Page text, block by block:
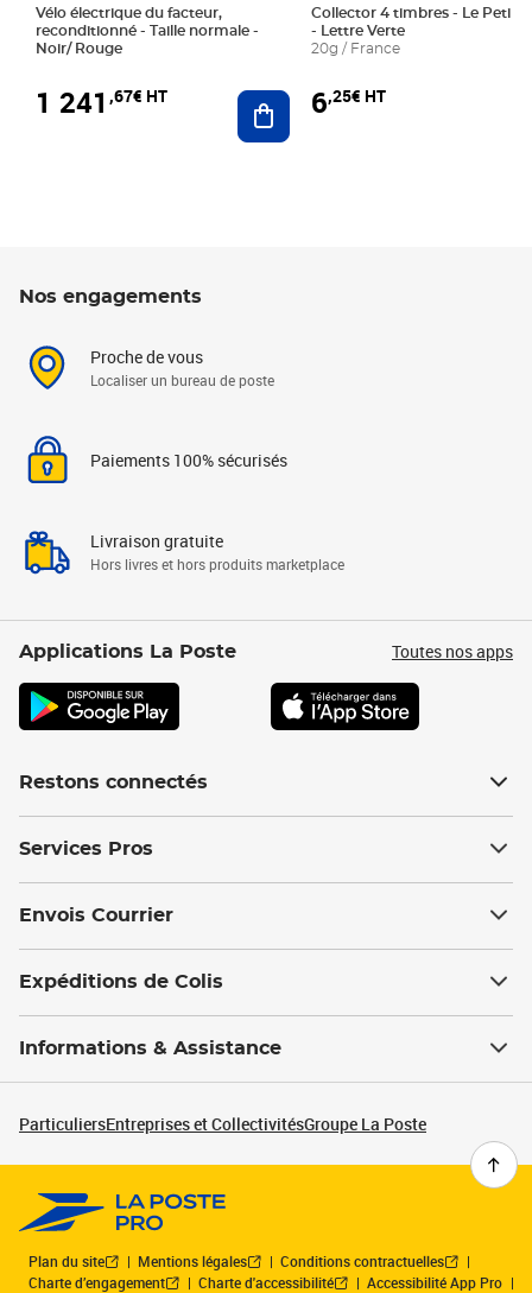
Vélo électrique du facteur,
reconditionné - Taille normale -
Noir/ Rouge
1 241 ,67€ HT Ajouter au panier
Collector 4 timbres - Le Petit
- Lettre Verte
20g / France
6,25€ HT
Nos engagements
Proche de vous
Localiser un bureau de poste
Paiements 100% sécurisés
Livraison gratuite
Hors livres et hors produits marketplace
Applications La Poste Toutes nos apps
Restons connectés
Services Pros
Envois Courrier
Expéditions de Colis
Informations & Assistance
ParticuliersEntreprises et CollectivitésGroupe La Poste
Plan du site Mentions légales
Conditions contractuelles
Charte d’engagement
Charte d'accessibilité Accessibilité App Pro